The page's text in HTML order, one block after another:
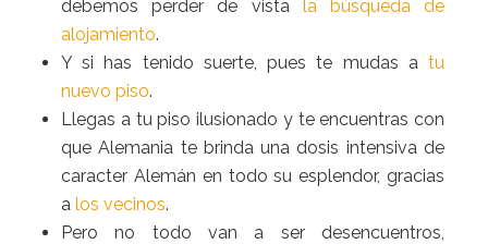
debemos perder de vista la búsqueda de
alojamiento.
Y si has tenido suerte, pues te mudas a tu
nuevo piso.
Llegas a tu piso ilusionado y te encuentras con
que Alemania te brinda una dosis intensiva de
caracter Alemán en todo su esplendor, gracias
a los vecinos.
Pero no todo van a ser desencuentros,